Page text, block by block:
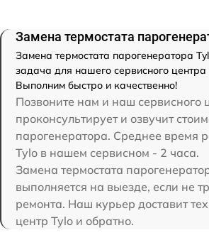
Замена термостата
Замена термостата парогенератора
задача для нашего сервисного
Выполним быстро и качественно!
Позвоните нам и наш сервисного
проконсультирует и озвучит
парогенератора. Среднее время
Tylo в нашем сервисном - 2 часа.
Замена термостата
выполняется на выезде, если не
ремонта. Наш курьер доставит
центр Tylo и обратно.